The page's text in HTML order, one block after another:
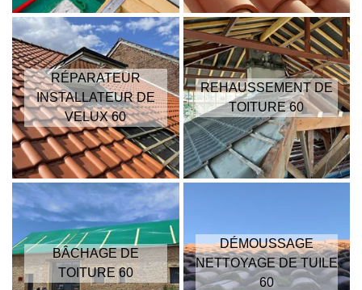
RÉPARATEUR
INSTALLATEUR DE
VELUX 60
REHAUSSEMENT DE
TOITURE 60
BÂCHAGE DE
TOITURE 60
DÉMOUSSAGE
NETTOYAGE DE TUILE
60